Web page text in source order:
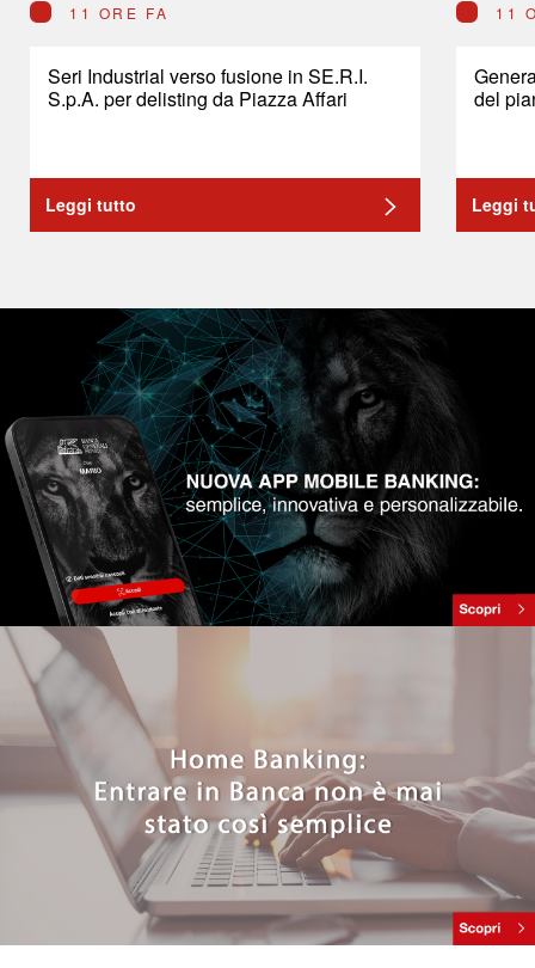
11 ORE FA
Seri Industrial verso fusione in SE.R.I.
S.p.A. per delisting da Piazza Affari
Leggi tutto
11
del
Leggi